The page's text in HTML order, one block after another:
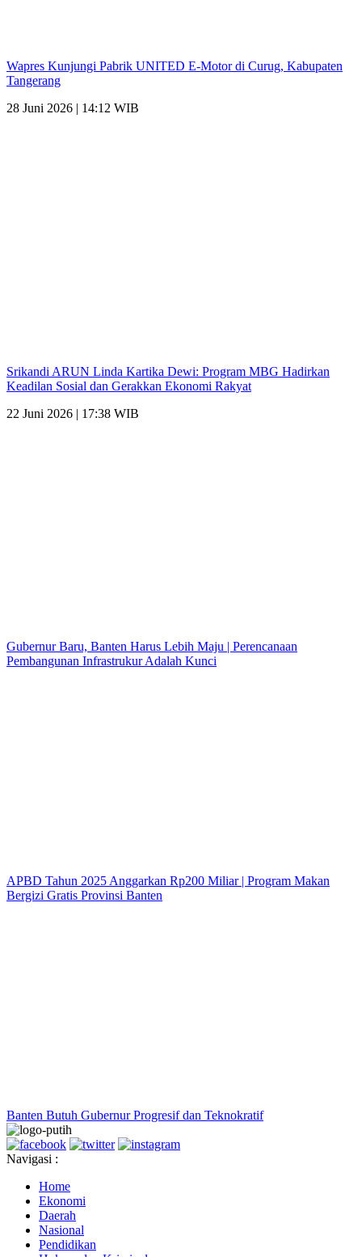
Wapres Kunjungi Pabrik UNITED E-Motor di Curug, Kabupaten
Tangerang
28 Juni 2026 | 14:12 WIB
Srikandi ARUN Linda Kartika Dewi: Program MBG Hadirkan
Keadilan Sosial dan Gerakkan Ekonomi Rakyat
22 Juni 2026 | 17:38 WIB
Gubernur Baru, Banten Harus Lebih Maju | Perencanaan
Pembangunan Infrastrukur Adalah Kunci
APBD Tahun 2025 Anggarkan Rp200 Miliar | Program Makan
Bergizi Gratis Provinsi Banten
Banten Butuh Gubernur Progresif dan Teknokratif
Navigasi :
Home
Ekonomi
Daerah
Nasional
Pendidikan